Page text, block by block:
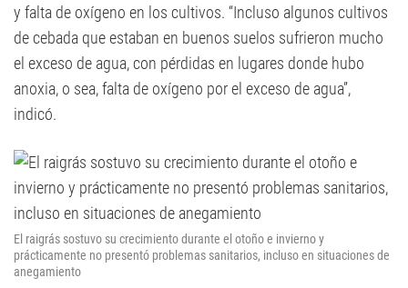
y falta de oxígeno en los cultivos. “Incluso algunos cultivos
de cebada que estaban en buenos suelos sufrieron mucho
el exceso de agua, con pérdidas en lugares donde hubo
anoxia, o sea, falta de oxígeno por el exceso de agua”,
indicó.
El raigrás sostuvo su crecimiento durante el otoño e invierno y
prácticamente no presentó problemas sanitarios, incluso en situaciones de
anegamiento